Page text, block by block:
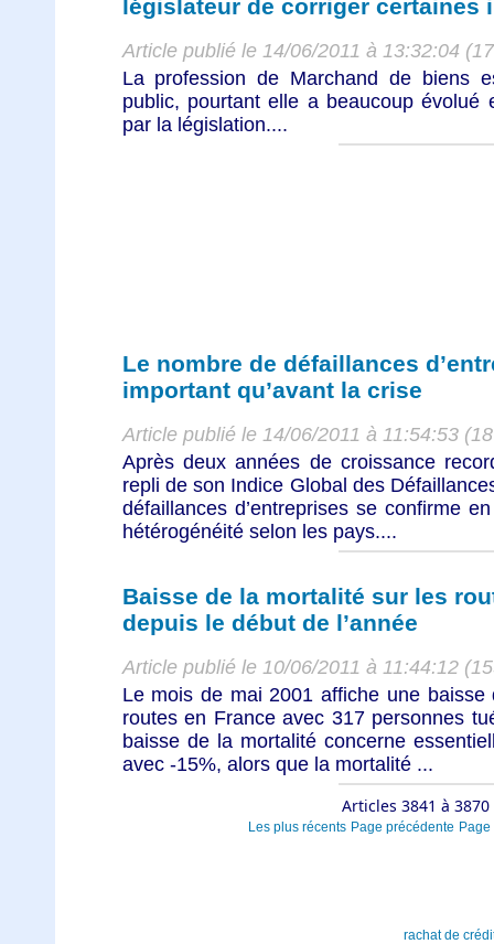
législateur de corriger certaines
Article publié le 14/06/2011 à 13:32:04
La profession de Marchand de biens
public, pourtant elle a beaucoup évolué
par la législation....
Le nombre de défaillances
important qu’avant la crise
Article publié le 14/06/2011 à 11:54:53
Après deux années de croissance
repli de son Indice Global des
défaillances d’entreprises se confirme
hétérogénéité selon les pays....
Baisse de la mortalité sur les
depuis le début de l’année
Article publié le 10/06/2011 à 11:44:12
Le mois de mai 2001 affiche une
routes en France avec 317 personnes
baisse de la mortalité concerne
avec -15%, alors que la mortalité ...
Articles 3841 à
Les plus récents Page précédente Page
rachat de